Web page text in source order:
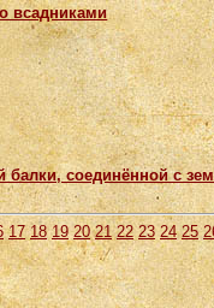
всадниками
балки, соединённой с
17 18 19 20 21 22 23 24 25